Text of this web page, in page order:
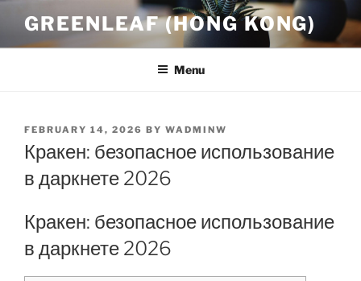
content
GREENLEAF (HONG KONG)
Menu
POSTED
ON
FEBRUARY 14, 2026 BY WADMINW
Кракен: безопасное использование
в даркнете 2026
Кракен: безопасное использование
в даркнете 2026